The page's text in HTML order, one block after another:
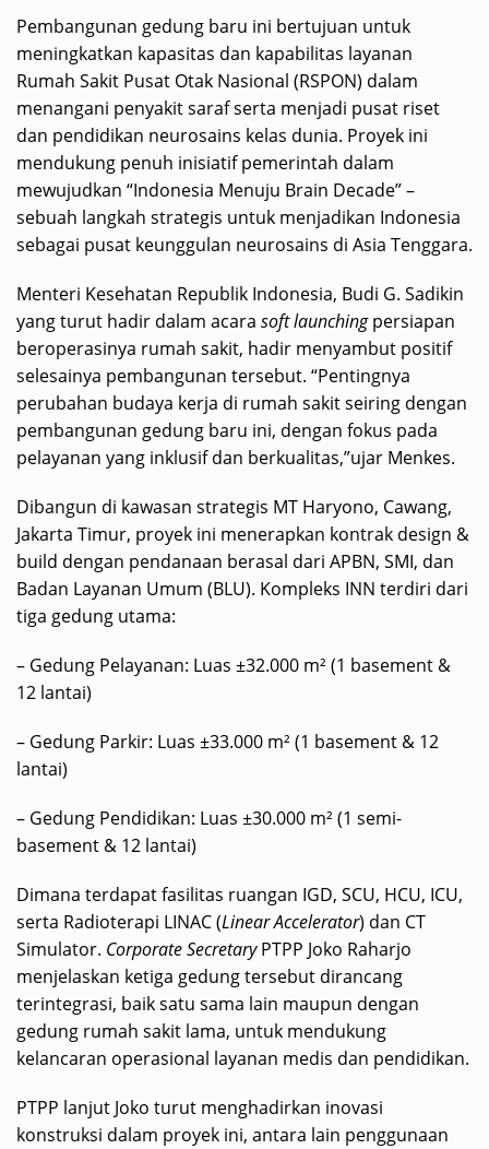
Pembangunan gedung baru ini bertujuan untuk
meningkatkan kapasitas dan kapabilitas layanan
Rumah Sakit Pusat Otak Nasional (RSPON) dalam
menangani penyakit saraf serta menjadi pusat riset
dan pendidikan neurosains kelas dunia. Proyek ini
mendukung penuh inisiatif pemerintah dalam
mewujudkan “Indonesia Menuju Brain Decade” –
sebuah langkah strategis untuk menjadikan Indonesia
sebagai pusat keunggulan neurosains di Asia Tenggara.
Menteri Kesehatan Republik Indonesia, Budi G. Sadikin
yang turut hadir dalam acara soft launchingpersiapan
beroperasinya rumah sakit, hadir menyambut positif
selesainya pembangunan tersebut. “Pentingnya
perubahan budaya kerja di rumah sakit seiring dengan
pembangunan gedung baru ini, dengan fokus pada
pelayanan yang inklusif dan berkualitas,”ujar Menkes.
Dibangun di kawasan strategis MT Haryono, Cawang,
Jakarta Timur, proyek ini menerapkan kontrak design &
build dengan pendanaan berasal dari APBN, SMI, dan
Badan Layanan Umum (BLU). Kompleks INN terdiri dari
tiga gedung utama:
– Gedung Pelayanan: Luas ±32.000 m² (1 basement &
12 lantai)
– Gedung Parkir: Luas ±33.000 m² (1 basement & 12
lantai)
– Gedung Pendidikan: Luas ±30.000 m² (1 semi-
basement & 12 lantai)
Dimana terdapat fasilitas ruangan IGD, SCU, HCU, ICU,
serta Radioterapi LINAC (Linear Accelerator) dan CT
Simulator. Corporate SecretaryPTPP Joko Raharjo
menjelaskan ketiga gedung tersebut dirancang
terintegrasi, baik satu sama lain maupun dengan
gedung rumah sakit lama, untuk mendukung
kelancaran operasional layanan medis dan pendidikan.
PTPP lanjut Joko turut menghadirkan inovasi
konstruksi dalam proyek ini, antara lain penggunaan